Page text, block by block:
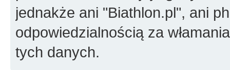
jednakże ani "Biathlon.pl", ani
odpowiedzialnością za
tych danych.